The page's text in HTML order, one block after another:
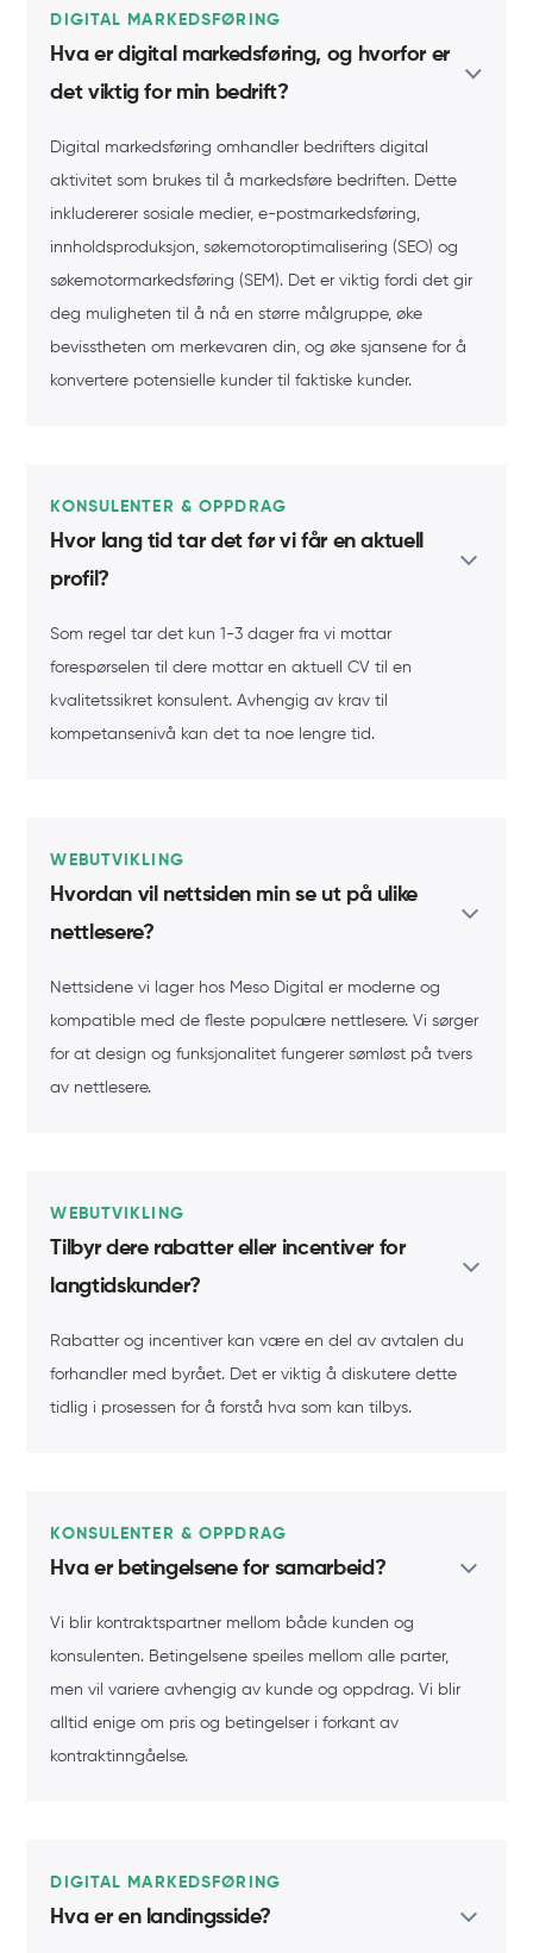
DIGITAL MARKEDSFØRING
Hva er digital markedsføring, og hvorfor er
det viktig for min bedrift?
Digital markedsføring omhandler bedrifters digital
aktivitet som brukes til å markedsføre bedriften. Dette
inkludererer sosiale medier, e-postmarkedsføring,
innholdsproduksjon, søkemotoroptimalisering (SEO) og
søkemotormarkedsføring (SEM). Det er viktig fordi det gir
deg muligheten til å nå en større målgruppe, øke
bevisstheten om merkevaren din, og øke sjansene for å
konvertere potensielle kunder til faktiske kunder.
KONSULENTER & OPPDRAG
Hvor lang tid tar det før vi får en aktuell
profil?
Som regel tar det kun 1-3 dager fra vi mottar
forespørselen til dere mottar en aktuell CV til en
kvalitetssikret konsulent. Avhengig av krav til
kompetansenivå kan det ta noe lengre tid.
WEBUTVIKLING
Hvordan vil nettsiden min se ut på ulike
nettlesere?
Nettsidene vi lager hos Meso Digital er moderne og
kompatible med de fleste populære nettlesere. Vi sørger
for at design og funksjonalitet fungerer sømløst på tvers
av nettlesere.
WEBUTVIKLING
Tilbyr dere rabatter eller incentiver for
langtidskunder?
Rabatter og incentiver kan være en del av avtalen du
forhandler med byrået. Det er viktig å diskutere dette
tidlig i prosessen for å forstå hva som kan tilbys.
KONSULENTER & OPPDRAG
Hva er betingelsene for samarbeid?
Vi blir kontraktspartner mellom både kunden og
konsulenten. Betingelsene speiles mellom alle parter,
men vil variere avhengig av kunde og oppdrag. Vi blir
alltid enige om pris og betingelser i forkant av
kontraktinngåelse.
DIGITAL MARKEDSFØRING
Hva er en landingsside?